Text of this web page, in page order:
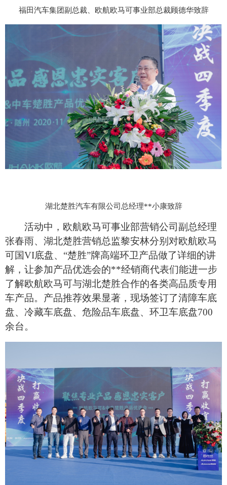
福田汽车集团副总裁、欧航欧马可事业部总裁顾德华致辞
湖北楚胜汽车有限公司总经理**小康致辞
活动中，欧航欧马可事业部营销公司副总经理
张春雨、湖北楚胜营销总监黎安林分别对欧航欧马
可国VI底盘、“楚胜”牌高端环卫产品做了详细的讲
解，让参加产品优选会的**经销商代表们能进一步
了解欧航欧马可与湖北楚胜合作的各类高品质专用
车产品。产品推荐效果显著，现场签订了清障车底
盘、冷藏车底盘、危险品车底盘、环卫车底盘700
余台。